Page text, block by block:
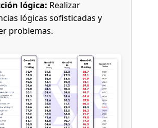
lógica: Realizar
lógicas sofisticadas y
problemas.